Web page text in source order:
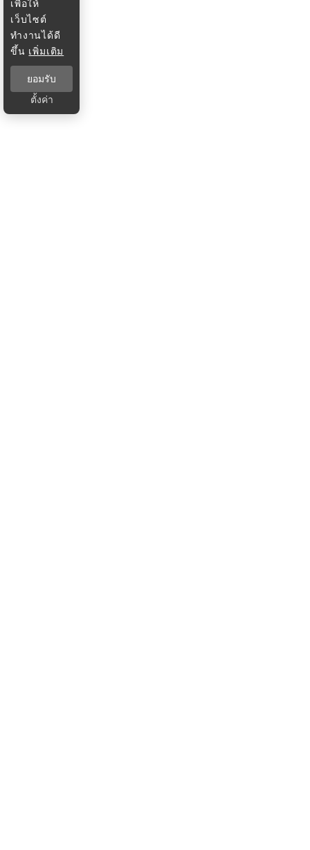
เพื่อให้
เว็บไซต์
ทำงานได้ดี
ขึ้น เพิ่มเติม
ยอมรับ
ตั้งค่า